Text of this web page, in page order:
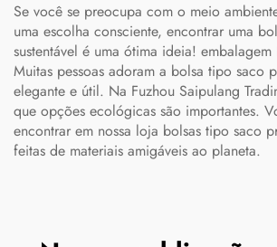
Se você se preocupa com o meio
uma escolha consciente, encontrar uma
sustentável é uma ótima ideia! embalagem
Muitas pessoas adoram a bolsa tipo saco
elegante e útil. Na Fuzhou Saipulang
que opções ecológicas são importantes.
encontrar em nossa loja bolsas tipo saco
feitas de materiais amigáveis ao planeta.